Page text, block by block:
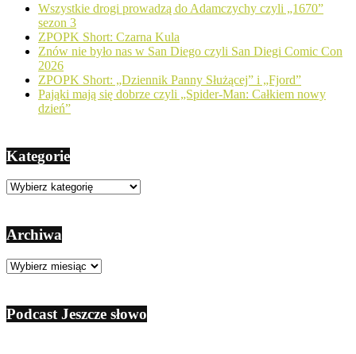
Wszystkie drogi prowadzą do Adamczychy czyli „1670”
sezon 3
ZPOPK Short: Czarna Kula
Znów nie było nas w San Diego czyli San Diegi Comic Con
2026
ZPOPK Short: „Dziennik Panny Służącej” i „Fjord”
Pająki mają się dobrze czyli „Spider-Man: Całkiem nowy
dzień”
Kategorie
Kategorie
Archiwa
Archiwa
Podcast Jeszcze słowo